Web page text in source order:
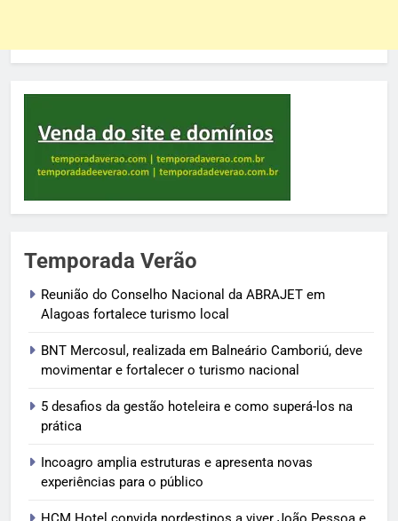
Temporada Verão
Reunião do Conselho Nacional da ABRAJET em
Alagoas fortalece turismo local
BNT Mercosul, realizada em Balneário Camboriú, deve
movimentar e fortalecer o turismo nacional
5 desafios da gestão hoteleira e como superá-los na
prática
Incoagro amplia estruturas e apresenta novas
experiências para o público